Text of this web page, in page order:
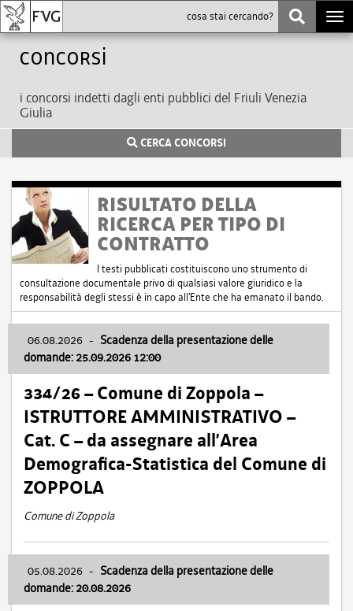
Concorsi
i concorsi indetti dagli enti pubblici del Friuli Venezia
Giulia
CERCA CONCORSI
RISULTATO DELLA
RICERCA PER TIPO DI
CONTRATTO
I testi pubblicati costituiscono uno strumento di
consultazione documentale privo di qualsiasi valore giuridico e la
responsabilità degli stessi è in capo all'Ente che ha emanato il bando.
06.08.2026 - Scadenza della presentazione delle
domande: 25.09.2026 12:00
334/26 – Comune di Zoppola –
ISTRUTTORE AMMINISTRATIVO –
Cat. C – da assegnare all’Area
Demografica-Statistica del Comune di
ZOPPOLA
Comune di Zoppola
05.08.2026 - Scadenza della presentazione delle
domande: 20.08.2026